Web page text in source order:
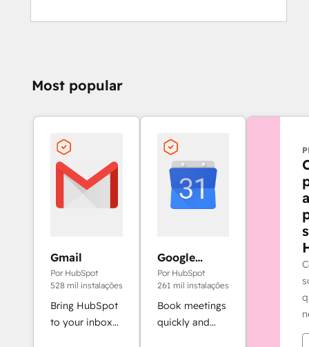
Most popular
Gmail
Por HubSpot
528 mil instalações
Bring HubSpot
to your inbox
Google
Calendar
Por HubSpot
261 mil instalações
Book meetings
quickly and